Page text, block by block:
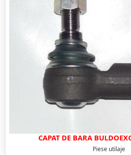
CAPAT DE BARA
Piese utilaje